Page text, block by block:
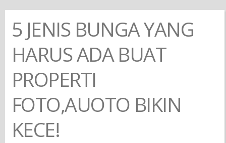
5 JENIS BUNGA YANG
HARUS ADA BUAT
PROPERTI
FOTO,AUOTO BIKIN
KECE!